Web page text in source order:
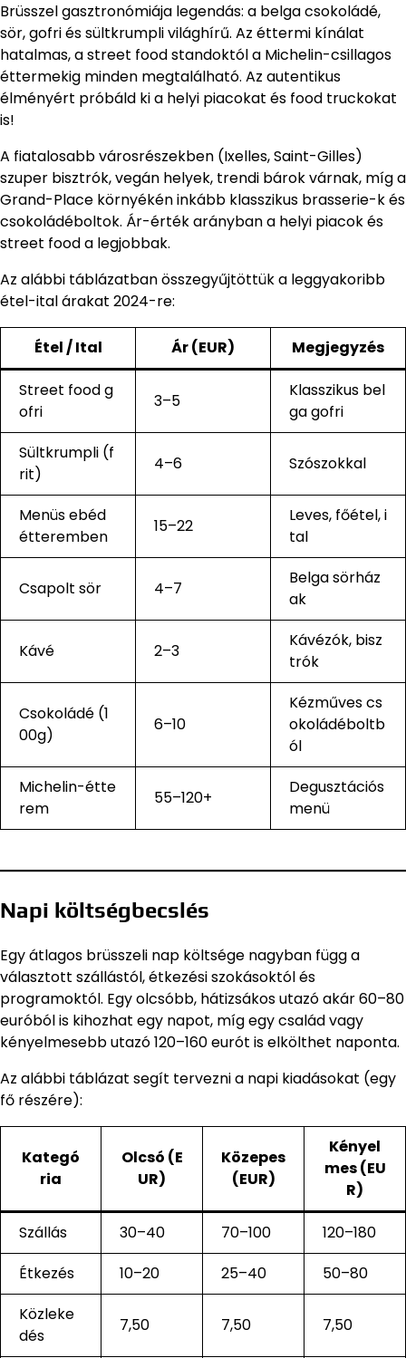
Brüsszel gasztronómiája legendás: a belga csokoládé,
sör, gofri és sültkrumpli világhírű. Az éttermi kínálat
hatalmas, a street food standoktól a Michelin-csillagos
éttermekig minden megtalálható. Az autentikus
élményért próbáld ki a helyi piacokat és food truckokat
is!
A fiatalosabb városrészekben (Ixelles, Saint-Gilles)
szuper bisztrók, vegán helyek, trendi bárok várnak, míg a
Grand-Place környékén inkább klasszikus brasserie-k és
csokoládéboltok. Ár-érték arányban a helyi piacok és
street food a legjobbak.
Az alábbi táblázatban összegyűjtöttük a leggyakoribb
étel-ital árakat 2024-re:
Étel / Ital Ár (EUR) Megjegyzés
Street food g
ofri
3–5
Klasszikus bel
ga gofri
Sültkrumpli (f
rit)
4–6 Szószokkal
Menüs ebéd
étteremben
15–22
Leves, főétel, i
tal
Csapolt sör 4–7
Belga sörház
ak
Kávé 2–3
Kávézók, bisz
trók
Csokoládé (1
00g)
6–10
Kézműves cs
okoládéboltb
ól
Michelin-étte
rem
55–120+
Degusztációs
menü
Napi költségbecslés
Egy átlagos brüsszeli nap költsége nagyban függ a
választott szállástól, étkezési szokásoktól és
programoktól. Egy olcsóbb, hátizsákos utazó akár 60–80
euróból is kihozhat egy napot, míg egy család vagy
kényelmesebb utazó 120–160 eurót is elkölthet naponta.
Az alábbi táblázat segít tervezni a napi kiadásokat (egy
fő részére):
Kategó
ria
Olcsó (E
UR)
Közepes
(EUR)
Kényel
mes (EU
R)
Szállás 30–40 70–100
120–180
Étkezés
10–20 25–40
50–80
Közleke
dés
7,50 7,50 7,50